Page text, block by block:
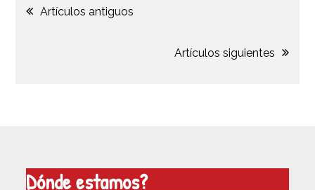
Navegación
Artículos antiguos
Artículos siguientes
Dónde estamos?